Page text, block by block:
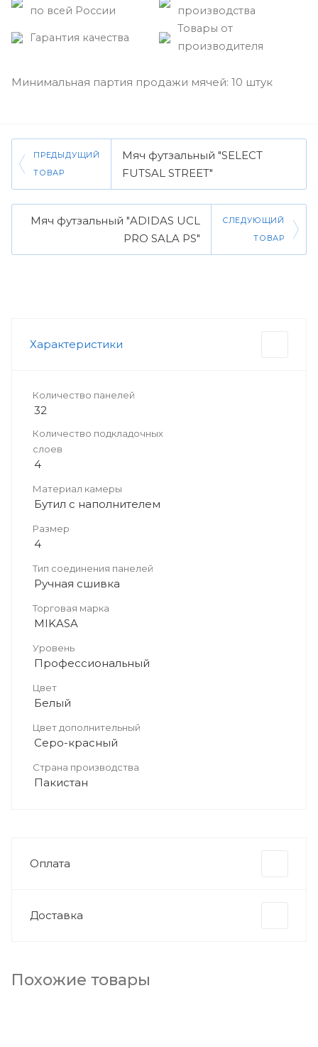
по всей России
производства
Гарантия качества
Товары от
производителя
Минимальная партия продажи мячей: 10 штук
ПРЕДЫДУЩИЙ
ТОВАР
Мяч футзальный "SELECT
FUTSAL STREET"
Мяч футзальный "ADIDAS UCL
PRO SALA PS"
СЛЕДУЮЩИЙ
ТОВАР
Характеристики
Количество панелей
32
Количество подкладочных
слоев
4
Материал камеры
Бутил с наполнителем
Размер
4
Тип соединения панелей
Ручная сшивка
Торговая марка
MIKASA
Уровень
Профессиональный
Цвет
Белый
Цвет дополнительный
Серо-красный
Страна производства
Пакистан
Оплата
Доставка
Похожие товары